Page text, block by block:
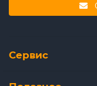
Сервис